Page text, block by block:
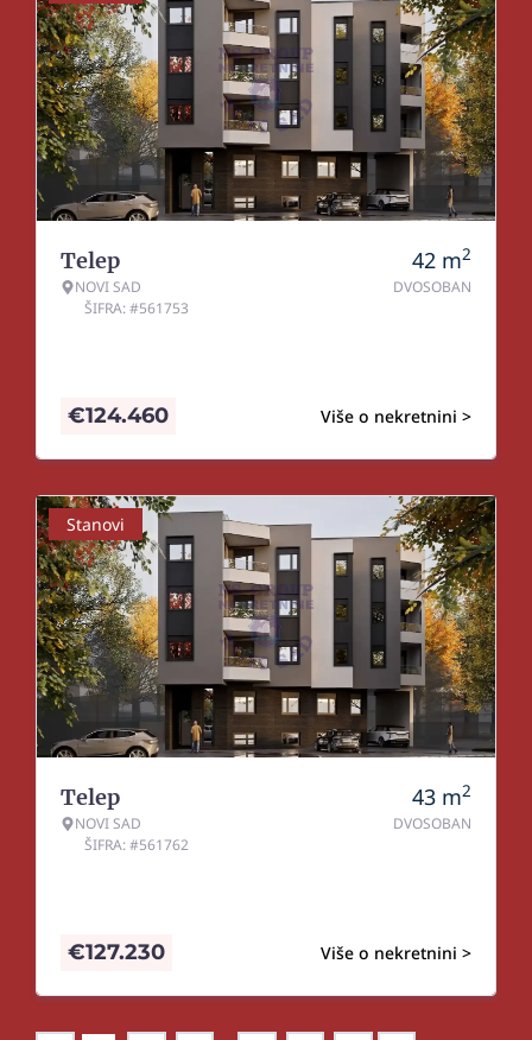
Telep
NOVI SAD
ŠIFRA: #561753
42 m2
DVOSOBAN
Više o nekretnini >
€124.460
Stanovi
Telep
NOVI SAD
ŠIFRA: #561762
43 m2
DVOSOBAN
Više o nekretnini >
€127.230